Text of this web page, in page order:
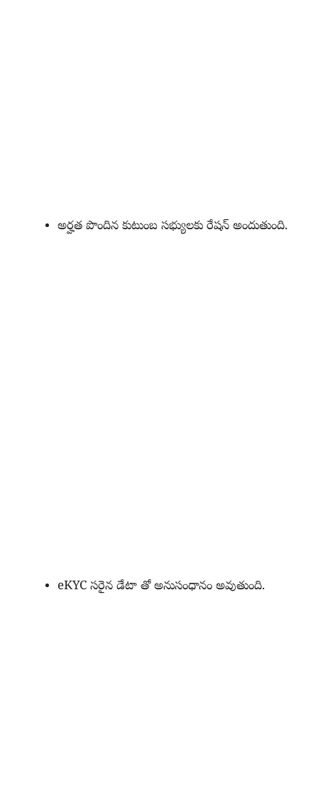
అర్హత పొందిన కుటుంబ సభ్యులకు రేషన్ అందుతుంది.
eKYC సరైన డేటా తో అనుసంధానం అవుతుంది.